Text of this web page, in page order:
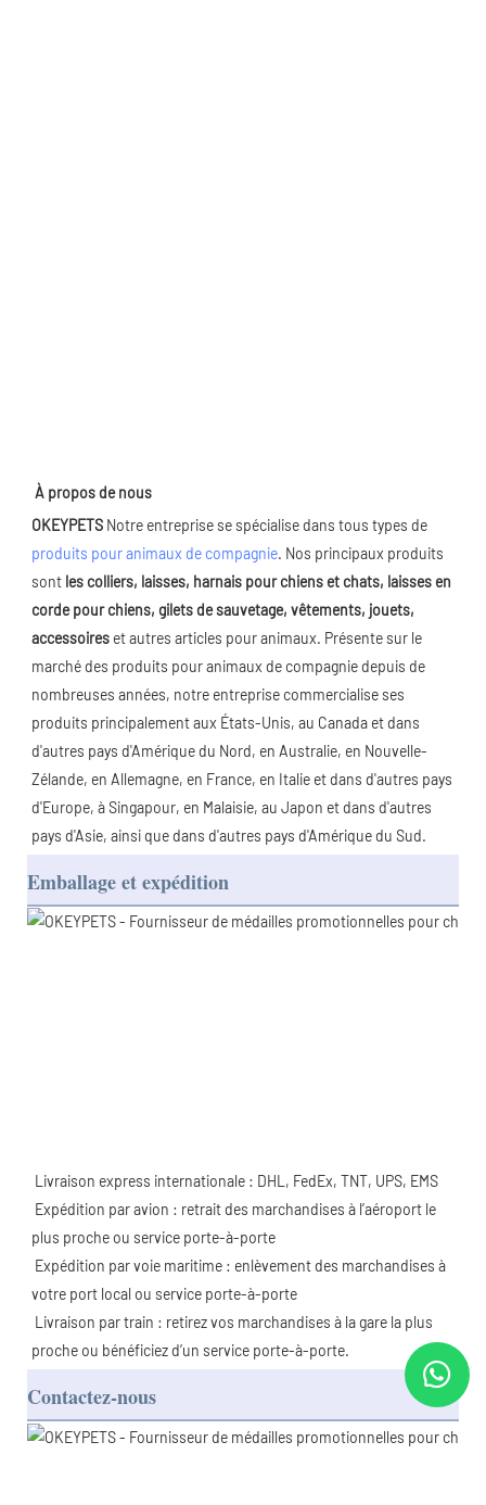
À propos de nous
OKEYPETS
produits pour animaux de compagnie. Nos principaux produits
sont les colliers, laisses, harnais pour chiens et chats, laisses en
corde pour chiens, gilets de sauvetage, vêtements, jouets,
accessoires et autres articles pour animaux. Présente sur le
marché des produits pour animaux de compagnie depuis de
nombreuses années, notre entreprise commercialise ses
produits principalement aux États-Unis, au Canada et dans
d'autres pays d'Amérique du Nord, en Australie, en Nouvelle-
Zélande, en Allemagne, en France, en Italie et dans d'autres pays
d'Europe, à Singapour, en Malaisie, au Japon et dans d'autres
pays d'Asie, ainsi que dans d'autres pays d'Amérique du Sud.
Emballage et expédition
Livraison express internationale : DHL, FedEx, TNT, UPS, EMS
plus proche ou service porte-à-porte
votre port local ou service porte-à-porte
proche ou bénéficiez d’un service porte-à-porte.
Contactez-nous